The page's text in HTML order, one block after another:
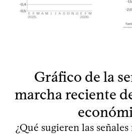
Gráfico de la
marcha reciente
¿Qué sugieren las